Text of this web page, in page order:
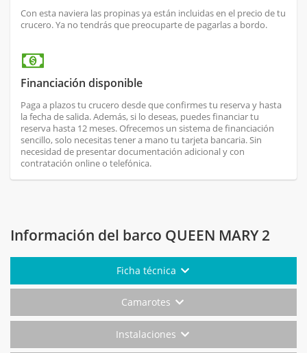
Con esta naviera las propinas ya están incluidas en el precio de tu
crucero. Ya no tendrás que preocuparte de pagarlas a bordo.
Financiación disponible
Paga a plazos tu crucero desde que confirmes tu reserva y hasta
la fecha de salida. Además, si lo deseas, puedes financiar tu
reserva hasta 12 meses. Ofrecemos un sistema de financiación
sencillo, solo necesitas tener a mano tu tarjeta bancaria. Sin
necesidad de presentar documentación adicional y con
contratación online o telefónica.
Información del barco QUEEN MARY 2
Ficha técnica
Camarotes
Instalaciones